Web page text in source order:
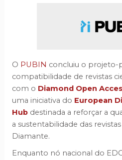
O PUBIN concluiu o projeto-
compatibilidade de revistas
com o Diamond Open
uma iniciativa do European
Hubdestinada a reforçar a
a sustentabilidade das
Diamante.
Enquanto nó nacional do